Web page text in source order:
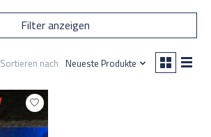
Filter anzeigen
Sortieren nach Neueste Produkte